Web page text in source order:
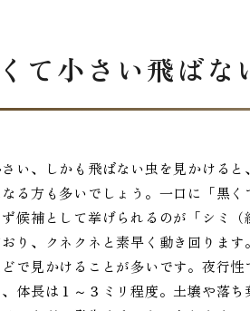
て小さい飛ばな
い、しかも飛ばない虫を見かける
る方も多いでしょう。一口に「黒
候補として挙げられるのが「シミ
り、クネクネと素早く動き回ります
で見かけることが多いです。夜行
体長は１～３ミリ程度。土壌や落